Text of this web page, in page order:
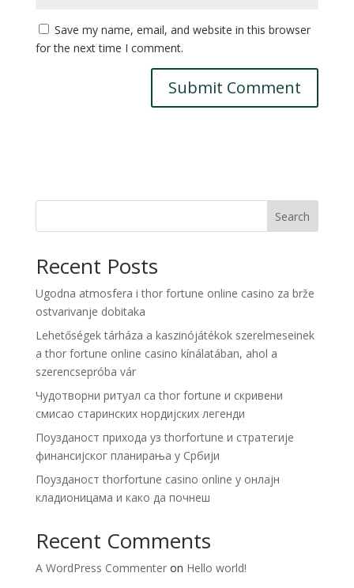
Save my name, email, and website in this browser
for the next time I comment.
Search
Recent Posts
Ugodna atmosfera i thor fortune online casino za brže
ostvarivanje dobitaka
Lehetőségek tárháza a kaszinójátékok szerelmeseinek
a thor fortune online casino kínálatában, ahol a
szerencsepróba vár
Чудотворни ритуал са thor fortune и скривени
смисао старинских нордијских легенди
Поузданост прихода уз thorfortune и стратегије
финансијског планирања у Србији
Поузданост thorfortune casino online у онлајн
кладионицама и како да почнеш
Recent Comments
A WordPress Commenteron Hello world!